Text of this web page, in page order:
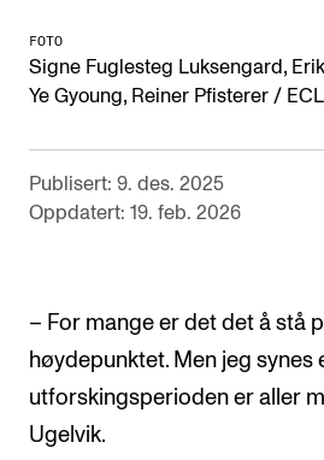
Utveksling
Internasjonal strategi
Nettverk
IN.TUNE
AKTUELT
Arrangementer og konserter
Nyheter og historier
Ledige stillinger
FOTO
Signe Fuglesteg Luksengard ,
Ye Gyoung, Reiner Pfisterer /
Publisert: 9. des. 2025
Oppdatert: 19. feb. 2026
– For mange er det det å stå
høydepunktet. Men jeg synes
utforskingsperioden er aller
Ugelvik.